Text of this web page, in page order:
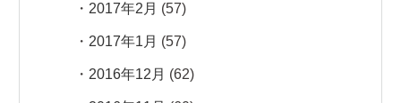
2017年2月 (57)
2017年1月 (57)
2016年12月 (62)